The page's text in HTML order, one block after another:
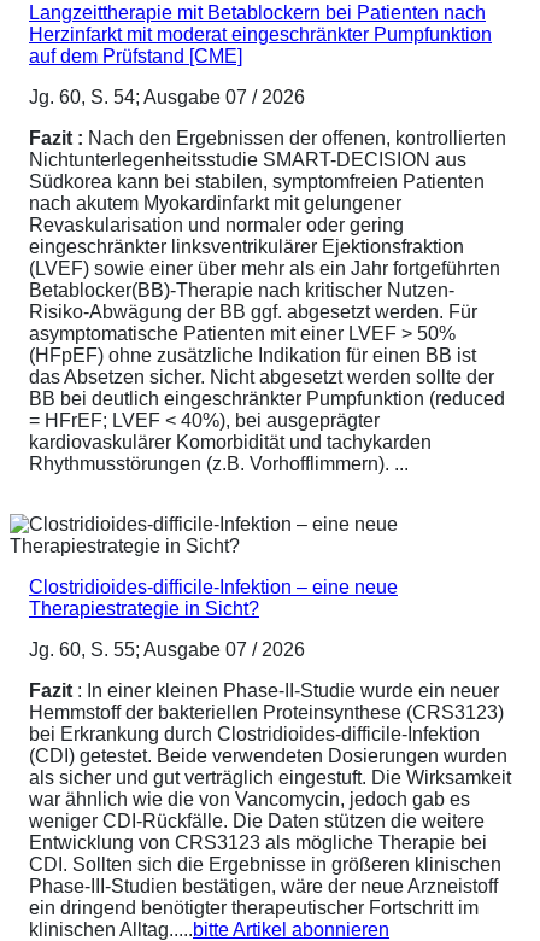
Langzeittherapie mit Betablockern bei Patienten nach
Herzinfarkt mit moderat eingeschränkter Pumpfunktion
auf dem Prüfstand [CME]
Jg. 60, S. 54; Ausgabe 07 / 2026
Fazit : Nach den Ergebnissen der offenen, kontrollierten
Nichtunterlegenheitsstudie SMART-DECISION aus
Südkorea kann bei stabilen, symptomfreien Patienten
nach akutem Myokardinfarkt mit gelungener
Revaskularisation und normaler oder gering
eingeschränkter linksventrikulärer Ejektionsfraktion
(LVEF) sowie einer über mehr als ein Jahr fortgeführten
Betablocker(BB)-Therapie nach kritischer Nutzen-
Risiko-Abwägung der BB ggf. abgesetzt werden. Für
asymptomatische Patienten mit einer LVEF > 50%
(HFpEF) ohne zusätzliche Indikation für einen BB ist
das Absetzen sicher. Nicht abgesetzt werden sollte der
BB bei deutlich eingeschränkter Pumpfunktion (reduced
= HFrEF; LVEF < 40%), bei ausgeprägter
kardiovaskulärer Komorbidität und tachykarden
Rhythmusstörungen (z.B. Vorhofflimmern). ...
Clostridioides-difficile-Infektion – eine neue
Therapiestrategie in Sicht?
Jg. 60, S. 55; Ausgabe 07 / 2026
Fazit : In einer kleinen Phase-II-Studie wurde ein neuer
Hemmstoff der bakteriellen Proteinsynthese (CRS3123)
bei Erkrankung durch Clostridioides-difficile-Infektion
(CDI) getestet. Beide verwendeten Dosierungen wurden
als sicher und gut verträglich eingestuft. Die Wirksamkeit
war ähnlich wie die von Vancomycin, jedoch gab es
weniger CDI-Rückfälle. Die Daten stützen die weitere
Entwicklung von CRS3123 als mögliche Therapie bei
CDI. Sollten sich die Ergebnisse in größeren klinischen
Phase-III-Studien bestätigen, wäre der neue Arzneistoff
ein dringend benötigter therapeutischer Fortschritt im
klinischen Alltag.....bitte Artikel abonnieren